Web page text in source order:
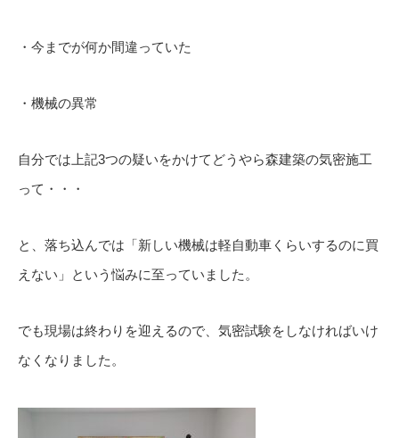
・今までが何か間違っていた
・機械の異常
自分では上記3つの疑いをかけてどうやら森建築の気密施工
って・・・
と、落ち込んでは「新しい機械は軽自動車くらいするのに買
えない」という悩みに至っていました。
でも現場は終わりを迎えるので、気密試験をしなければいけ
なくなりました。